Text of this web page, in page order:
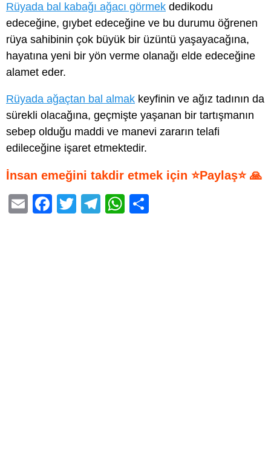
Rüyada bal kabağı ağacı görmek dedikodu
edeceğine, gıybet edeceğine ve bu durumu öğrenen
rüya sahibinin çok büyük bir üzüntü yaşayacağına,
hayatına yeni bir yön verme olanağı elde edeceğine
alamet eder.
Rüyada ağaçtan bal almak keyfinin ve ağız tadının da
sürekli olacağına, geçmişte yaşanan bir tartışmanın
sebep olduğu maddi ve manevi zararın telafi
edileceğine işaret etmektedir.
İnsan emeğini takdir etmek için ⭐Paylaş⭐ 🙏
E
F
T
T
W